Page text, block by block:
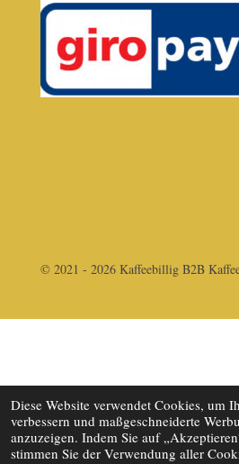
Diese Website verwendet Cookies, um
verbessern und maßgeschneiderte
anzuzeigen. Indem Sie auf
stimmen Sie der Verwendung aller
© 2021 - 2026 Kaffeebillig B2B